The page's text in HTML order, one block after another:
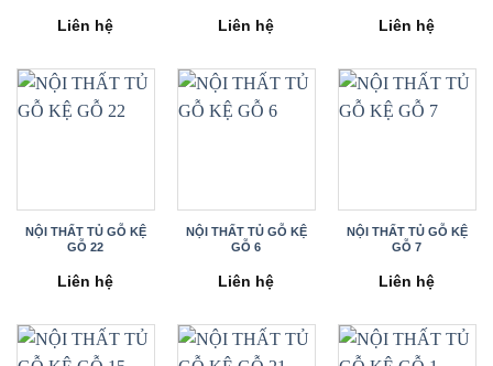
Liên hệ Liên hệ Liên hệ
NỘI THẤT TỦ GỖ KỆ
GỖ 22
Liên hệ
NỘI THẤT TỦ GỖ KỆ
GỖ 6
Liên hệ
NỘI THẤT TỦ GỖ KỆ
GỖ 7
Liên hệ